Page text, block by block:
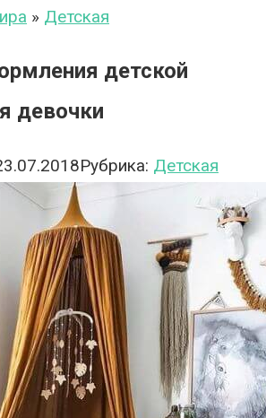
» Детская
детской
девочки
Рубрика: Детская